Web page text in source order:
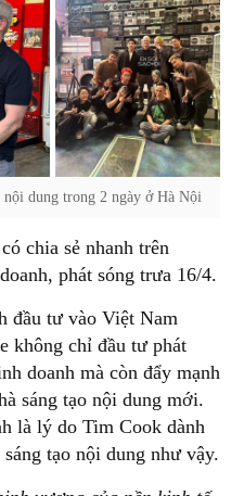
nội dung trong 2 ngày ở Hà Nội
chia sẻ nhanh trên
phát sóng trưa 16/4.
đầu tư vào Việt Nam
không chỉ đầu tư phát
doanh mà còn đẩy mạnh
sáng tạo nội dung mới.
là lý do Tim Cook dành
tạo nội dung như vậy.